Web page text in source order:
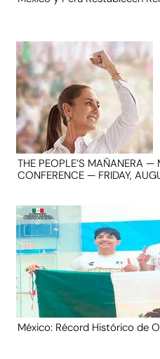
THE PEOPLE’S MAÑANERA —
CONFERENCE — FRIDAY,
México: Récord Histórico de